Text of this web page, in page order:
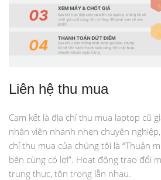
Liên hệ thu mua
Cam kết là địa chỉ thu mua laptop cũ
nhân viên nhanh nhẹn chuyên
chỉ thu mua của chúng tôi là “Thuận
bên cùng có lợi”. Hoạt động trao đổi
trung thực, tôn trọng lẫn nhau.